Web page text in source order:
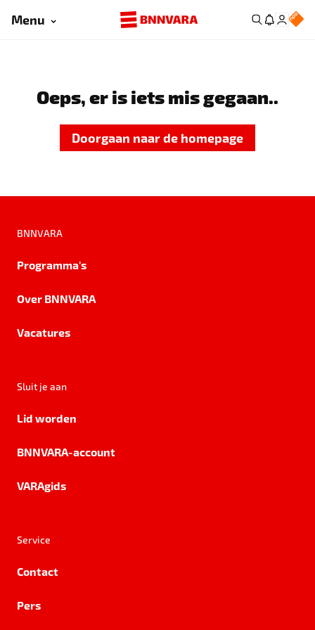
Menu
Oeps, er is iets mis gegaan..
Doorgaan naar de homepage
BNNVARA
Programma's
Over BNNVARA
Vacatures
Sluit je aan
Lid worden
BNNVARA-account
VARAgids
Service
Contact
Pers